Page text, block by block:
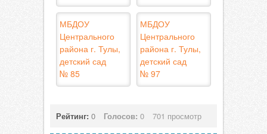
МБДОУ
Центрального
района г. Тулы,
детский сад
№ 85
МБДОУ
Центрального
района г. Тулы,
детский сад
№ 97
Рейтинг: 0 Голосов: 0 701 просмотр